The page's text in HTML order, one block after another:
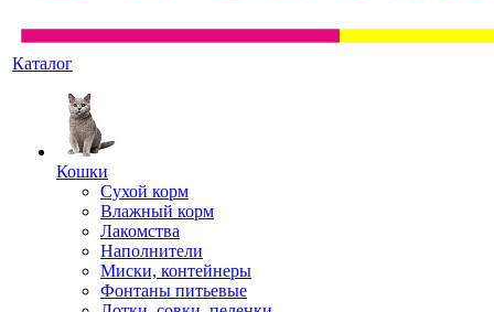
Каталог
Кошки
Сухой корм
Влажный корм
Лакомства
Наполнители
Миски, контейнеры
Фонтаны питьевые